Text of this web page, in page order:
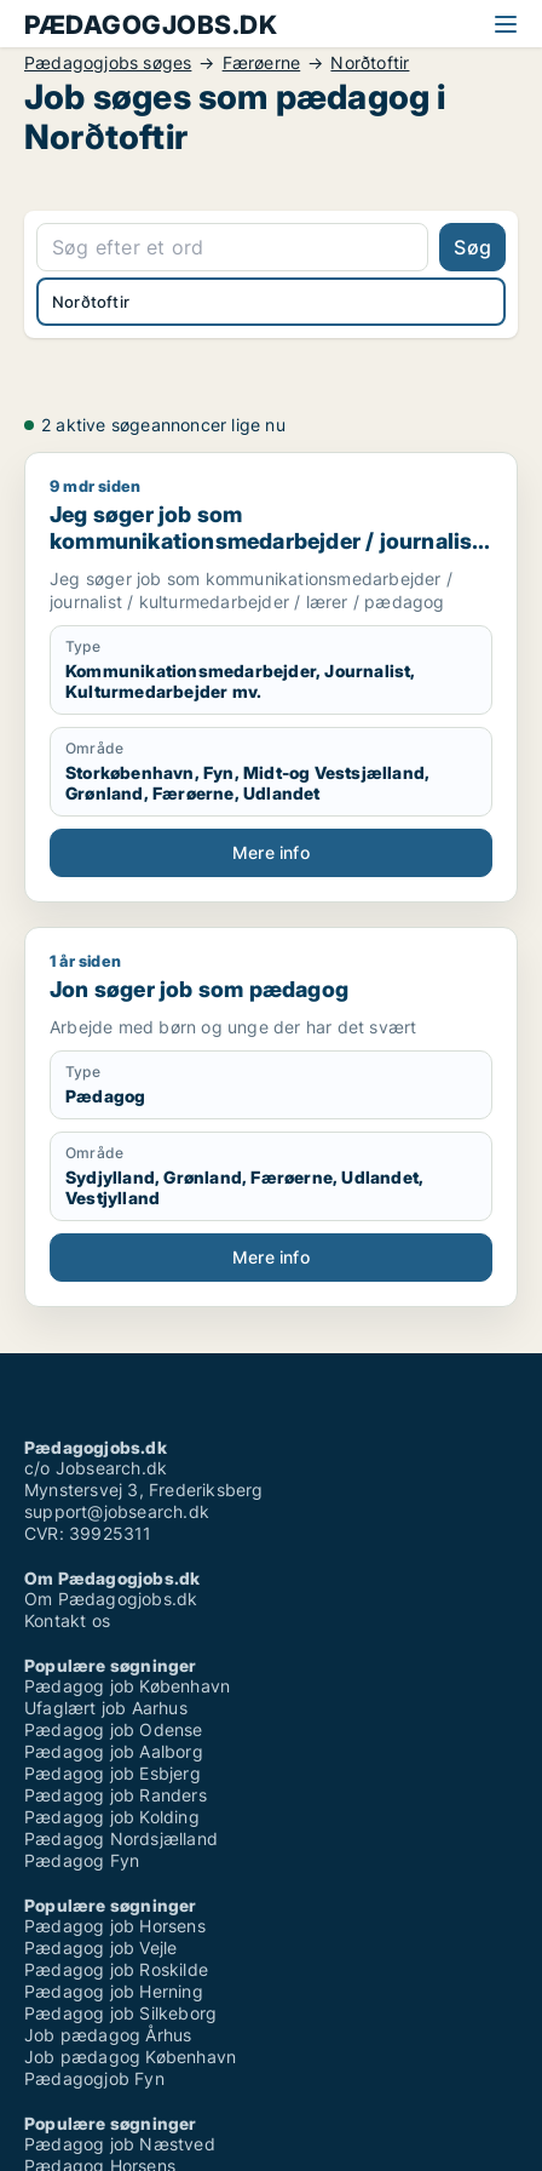
PÆDAGOGJOBS.DK
Pædagogjobs søges Færøerne Norðtoftir
Job søges som pædagog i
Norðtoftir
Søg
Norðtoftir
2 aktive søgeannoncer lige nu
Jeg søger job som kommunikationsmedarbejder /
9 mdr siden
Jeg søger job som
kommunikationsmedarbejder / journalist
/ kulturmedarbejder / lærer / pædagog
Jeg søger job som kommunikationsmedarbejder /
journalist / kulturmedarbejder / lærer / pædagog
Type
Kommunikationsmedarbejder, Journalist,
Kulturmedarbejder mv.
Område
Storkøbenhavn, Fyn, Midt-og Vestsjælland,
Grønland, Færøerne, Udlandet
Mere info
Jon søger job som pædagog
1 år siden
Jon søger job som pædagog
Arbejde med børn og unge der har det svært
Type
Pædagog
Område
Sydjylland, Grønland, Færøerne, Udlandet,
Vestjylland
Mere info
Pædagogjobs.dk
c/o Jobsearch.dk
Mynstersvej 3, Frederiksberg
support@jobsearch.dk
CVR: 39925311
Om Pædagogjobs.dk
Om Pædagogjobs.dk
Kontakt os
Populære søgninger
Pædagog job København
Ufaglært job Aarhus
Pædagog job Odense
Pædagog job Aalborg
Pædagog job Esbjerg
Pædagog job Randers
Pædagog job Kolding
Pædagog Nordsjælland
Pædagog Fyn
Populære søgninger
Pædagog job Horsens
Pædagog job Vejle
Pædagog job Roskilde
Pædagog job Herning
Pædagog job Silkeborg
Job pædagog Århus
Job pædagog København
Pædagogjob Fyn
Populære søgninger
Pædagog job Næstved
Pædagog Horsens